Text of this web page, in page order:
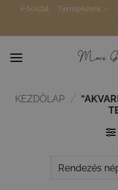
content
Főoldal Termékeink
KEZDŐLAP /